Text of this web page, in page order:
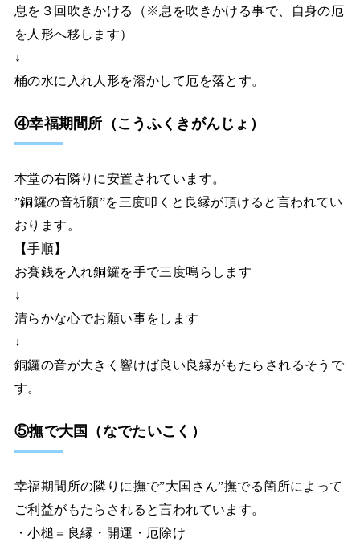
息を３回吹きかける（※息を吹きかける事で、自身の厄
を人形へ移します）
↓
桶の水に入れ人形を溶かして厄を落とす。
④幸福期間所（こうふくきがんじょ）
本堂の右隣りに安置されています。
”銅鑼の音祈願”を三度叩くと良縁が頂けると言われてい
おります。
【手順】
お賽銭を入れ銅鑼を手で三度鳴らします
↓
清らかな心でお願い事をします
↓
銅鑼の音が大きく響けば良い良縁がもたらされるそうで
す。
⑤撫で大国（なでたいこく）
幸福期間所の隣りに撫で”大国さん”撫でる箇所によって
ご利益がもたらされると言われています。
・小槌＝良縁・開運・厄除け